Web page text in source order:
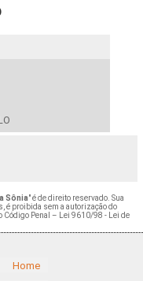
Sônia" é de direito reservado. Sua
é proibida sem a autorização do
Código Penal – Lei 9610/98 - Lei de
Home